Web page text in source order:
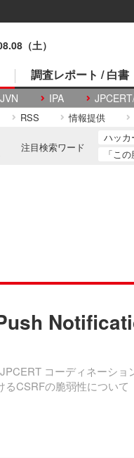
（土）
JVN IPA
調査レポート / 白書
RSS 情報提供
注目検索ワード
ハッカ
「こ
コーディネーショ
CSRFの脆弱性について